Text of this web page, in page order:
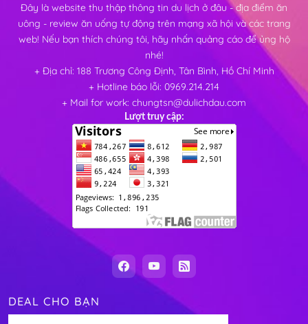
Đây là website thu thập thông tin du lịch ở đâu - địa điểm ăn
uông - review ăn uống tự động trên mạng xã hội và các trang
web! Nếu bạn thích chúng tôi, hãy nhấn quảng cáo để ủng hộ
nhé!
+ Địa chỉ: 188 Trương Công Định, Tân Bình, Hồ Chí Minh
+ Hotline báo lỗi: 0969.214.214
+ Mail for work: chungtsn@dulichdau.com
Lượt truy cập:
DEAL CHO BẠN